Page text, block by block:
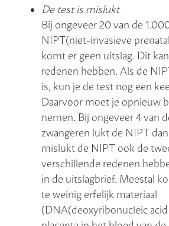
De test is mislukt
Bij ongeveer 20 van de
NIPT(niet-invasieve
komt er geen uitslag. Dit
redenen hebben. Als de
is, kun je de test nog een
Daarvoor moet je opnieuw
nemen. Bij ongeveer 4 van
zwangeren lukt de NIPT
mislukt de NIPT ook de
verschillende redenen
in de uitslagbrief. Meestal
te weinig erfelijk materiaal
(DNA(deoxyribonucleic acid